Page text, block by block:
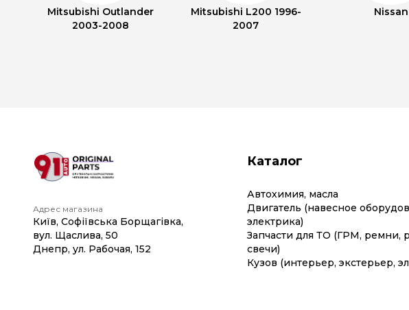
Mitsubishi Outlander
2003-2008
Mitsubishi L200 1996-
2007
Nissan
Адрес магазина
Київ, Софіївська Борщагівка,
вул. Щаслива, 50
Днепр, ул. Рабочая, 152
Каталог
Автохимия, масла
Двигатель (навесное
электрика)
Запчасти для ТО (ГРМ, ремни,
свечи)
Кузов (интерьер, экстерьер,